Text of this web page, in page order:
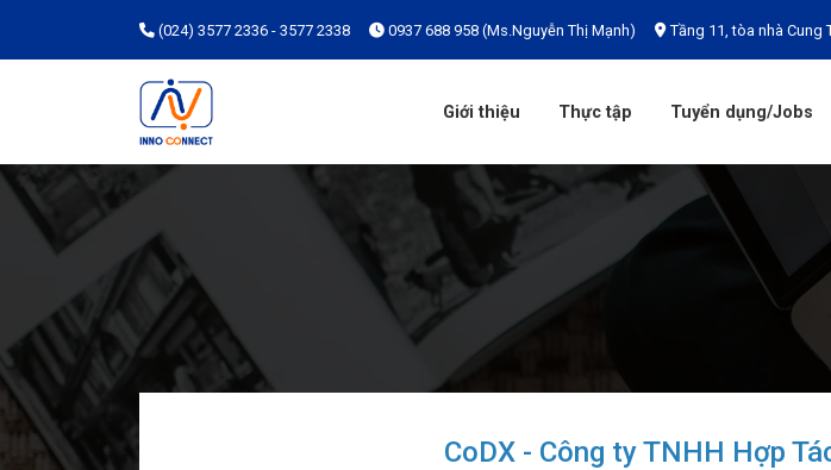
(024) 3577 2336 - 3577 2338 0937 688 958 (Ms.Nguyễn Thị Mạnh) Tầng 11, tòa nhà Cung
Giới thiệu Thực tập Tuyển dụng/Jobs
CoDX - Công ty TNHH Hợp